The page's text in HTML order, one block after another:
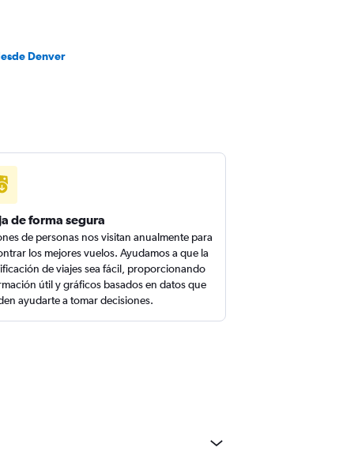
Denver
de forma segura
de personas nos visitan anualmente para
los mejores vuelos. Ayudamos a que la
de viajes sea fácil, proporcionando
útil y gráficos basados en datos que
ayudarte a tomar decisiones.